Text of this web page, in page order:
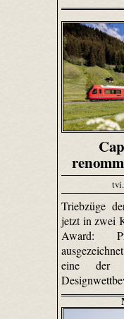
Triebzüge
jetzt in zwei
Award:
eine der